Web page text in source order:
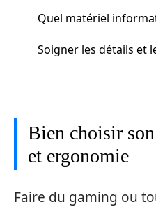
Quel matériel
Soigner les détails et
Bien choisir
et ergonomie
Faire du gaming ou